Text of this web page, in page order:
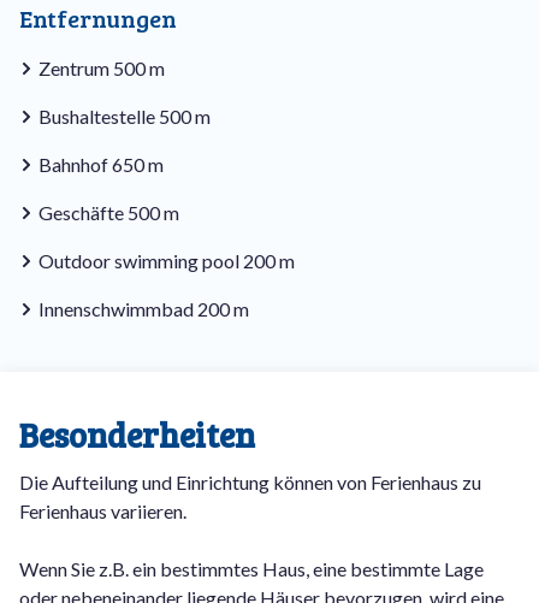
Entfernungen
Zentrum 500 m
Bushaltestelle 500 m
Bahnhof 650 m
Geschäfte 500 m
Outdoor swimming pool 200 m
Innenschwimmbad 200 m
Besonderheiten
Die Aufteilung und Einrichtung können von Ferienhaus zu
Ferienhaus variieren.
Wenn Sie z.B. ein bestimmtes Haus, eine bestimmte Lage
oder nebeneinander liegende Häuser bevorzugen, wird eine